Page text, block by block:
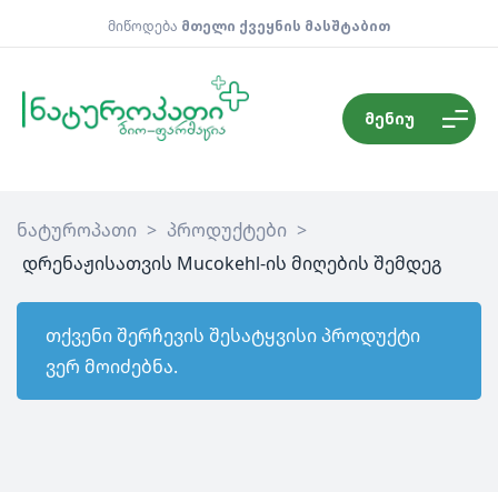
მიწოდება მთელი ქვეყნის მასშტაბით
მენიუ
ნატუროპათი > პროდუქტები >
დრენაჟისათვის Mucokehl-ის მიღების შემდეგ
თქვენი შერჩევის შესატყვისი პროდუქტი
ვერ მოიძებნა.